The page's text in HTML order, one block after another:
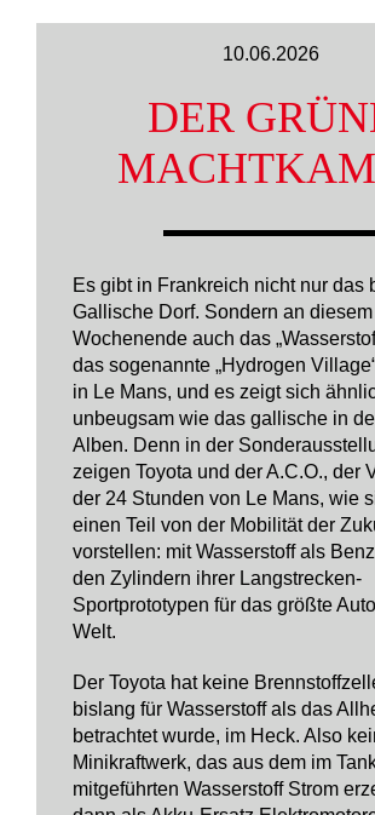
10.06.2026
DER
Es gibt in Frankreich nicht nur das
Gallische Dorf. Sondern an diesem
Wochenende auch das
das sogenannte „Hydrogen
in Le Mans, und es zeigt sich
unbeugsam wie das gallische in
Alben. Denn in der
zeigen Toyota und der A.C.O., der
der 24 Stunden von Le Mans, wie
einen Teil von der Mobilität der
vorstellen: mit Wasserstoff als
den Zylindern ihrer Langstrecken-
Sportprototypen für das größte
Welt.
Der Toyota hat keine
bislang für Wasserstoff als das
betrachtet wurde, im Heck. Also
Minikraftwerk, das aus dem im
mitgeführten Wasserstoff Strom